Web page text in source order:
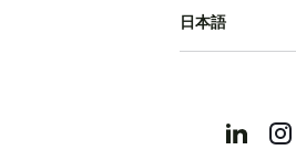
日本語